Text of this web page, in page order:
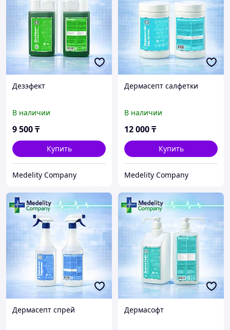
Дезэфект
В наличии
9 500₸
Купить
Medelity Company
Дермасепт салфетки
В наличии
12 000₸
Купить
Medelity Company
Дермасепт спрей Дермасофт